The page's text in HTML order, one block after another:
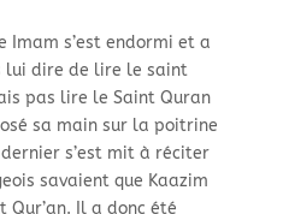
Imam s’est endormi et a
lui dire de lire le saint
pas lire le Saint Quran
sa main sur la poitrine
s’est mit à réciter
savaient que Kaazim
Il a donc été